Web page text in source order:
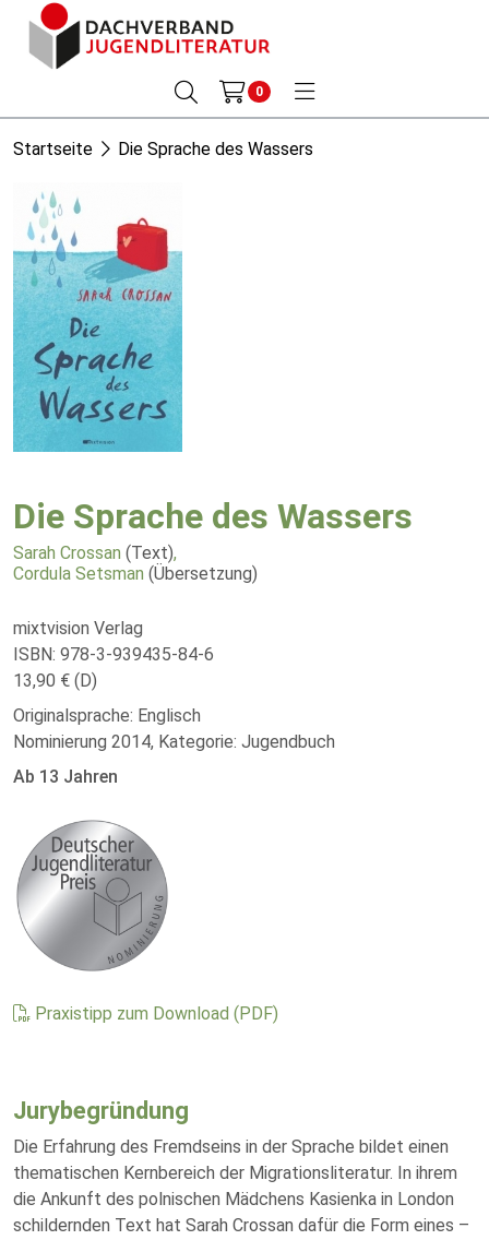
0
Startseite Die Sprache des Wassers
Die Sprache des Wassers
Sarah Crossan (Text),
Cordula Setsman (Übersetzung)
mixtvision Verlag
ISBN: 978-3-939435-84-6
13,90 € (D)
Originalsprache: Englisch
Nominierung 2014, Kategorie: Jugendbuch
Ab 13 Jahren
Praxistipp zum Download (PDF)
Jurybegründung
Die Erfahrung des Fremdseins in der Sprache bildet einen
thematischen Kernbereich der Migrationsliteratur. In ihrem
die Ankunft des polnischen Mädchens Kasienka in London
schildernden Text hat Sarah Crossan dafür die Form eines –